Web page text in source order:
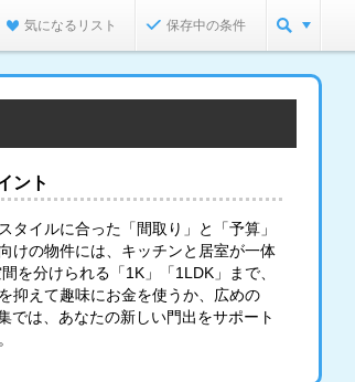
気になるリスト 保存中の条件
ント
イルに合った「間取り」と「予算」
けの物件には、キッチンと居室が一体
を分けられる「1K」「1LDK」まで、
抑えて趣味にお金を使うか、広めの
では、あなたの新しい門出をサポート